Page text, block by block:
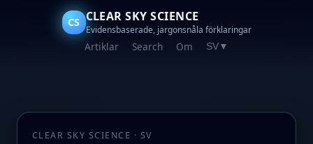
CS CLEAR SKY SCIENCE
Evidensbaserade, jargonsnåla förklaringar
Artiklar Search Om SV ▼
CLEAR SKY SCIENCE · SV